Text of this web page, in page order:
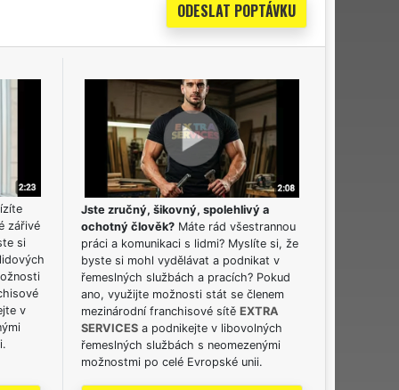
zářivé
si
v
Jste zručný, šikovný, spolehlivý a
ochotný člověk? Máte rád všestrannou
práci a komunikaci s lidmi? Myslíte si, že
byste si mohl vydělávat a podnikat v
řemeslných službách a pracích? Pokud
ano, využijte možnosti stát se členem
mezinárodní franchisové sítě EXTRA
SERVICES a podnikejte v libovolných
řemeslných službách s neomezenými
možnostmi po celé Evropské unii.